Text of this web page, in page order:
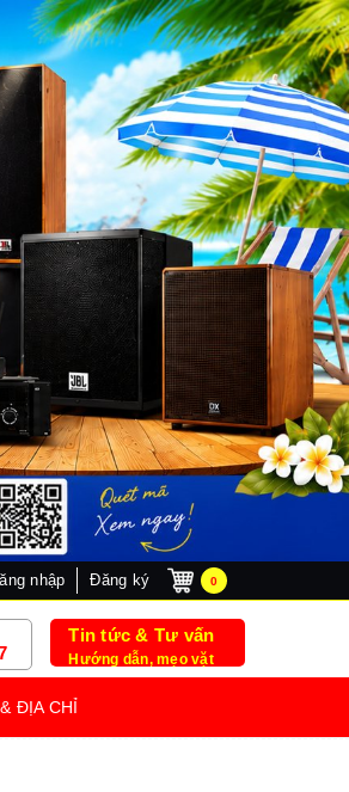
0
nhập Đăng ký
Tin tức & Tư vấn
Hướng dẫn, mẹo vặt
ĐỊA CHỈ